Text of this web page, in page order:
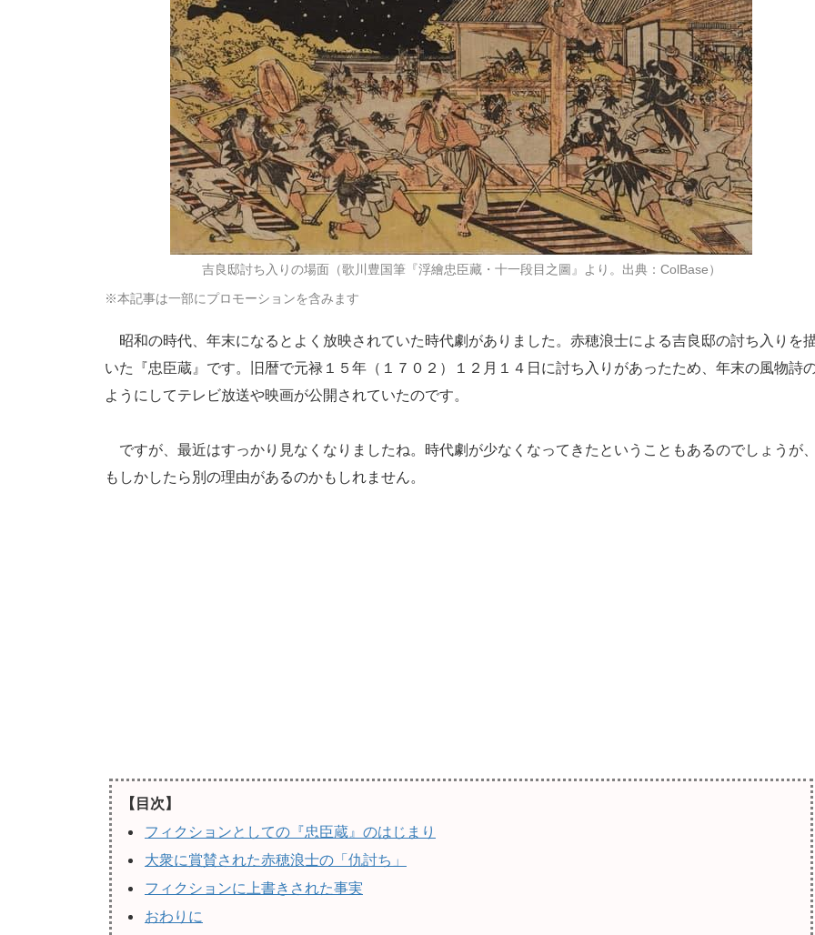
吉良邸討ち入りの場面（歌川豊国筆『浮繪忠臣藏・十一段目之圖』より。出典：ColBase）
※本記事は一部にプロモーションを含みます
昭和の時代、年末になるとよく放映されていた時代劇がありました。赤穂浪士による吉良邸の討ち入りを
いた『忠臣蔵』です。旧暦で元禄１５年（１７０２）１２月１４日に討ち入りがあったため、年末の風物詩
ようにしてテレビ放送や映画が公開されていたのです。
ですが、最近はすっかり見なくなりましたね。時代劇が少なくなってきたということもあるのでしょうが、
もしかしたら別の理由があるのかもしれません。
【目次】
フィクションとしての『忠臣蔵』のはじまり
大衆に賞賛された赤穂浪士の「仇討ち」
フィクションに上書きされた事実
おわりに